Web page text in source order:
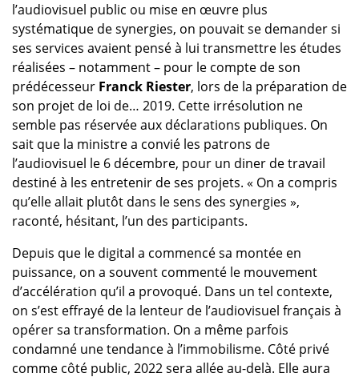
l’audiovisuel public ou mise en œuvre plus
systématique de synergies, on pouvait se demander si
ses services avaient pensé à lui transmettre les études
réalisées – notamment – pour le compte de son
prédécesseur Franck Riester, lors de la préparation de
son projet de loi de… 2019. Cette irrésolution ne
semble pas réservée aux déclarations publiques. On
sait que la ministre a convié les patrons de
l’audiovisuel le 6 décembre, pour un diner de travail
destiné à les entretenir de ses projets. « On a compris
qu’elle allait plutôt dans le sens des synergies »,
raconté, hésitant, l’un des participants.
Depuis que le digital a commencé sa montée en
puissance, on a souvent commenté le mouvement
d’accélération qu’il a provoqué. Dans un tel contexte,
on s’est effrayé de la lenteur de l’audiovisuel français à
opérer sa transformation. On a même parfois
condamné une tendance à l’immobilisme. Côté privé
comme côté public, 2022 sera allée au-delà. Elle aura